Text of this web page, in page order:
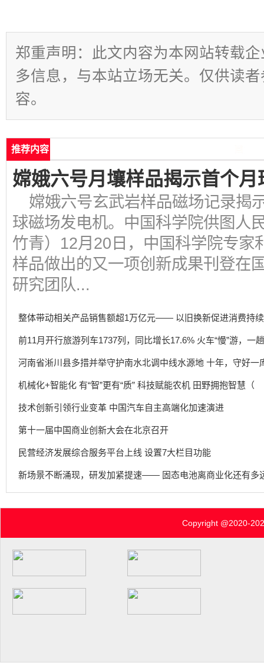
郑重声明：此文内容为本网站转载
多信息，与本站立场无关。仅供读
容。
推荐内容
嫦娥六号月壤样品揭示首个
嫦娥六号玄武岩样品磁场记录揭
球磁场发电机。中国科学院供图人
竹青）12月20日，中国科学院专家
样品做出的又一项创新成果刊登在
研究团队...
整体带动相关产品销售额超1万亿元—— 以旧换新促进消费持
前11月开行旅游列车1737列，同比增长17.6% 火车“慢”游，一
河南省淅川县多措并举守护南水北调中线水源地 十年，守好一
机械化+智能化 有“智”更有“质” 科技赋能农机 田野拥抱智慧（
技术创新引领行业变革 中国汽车自主高端化加速演进
第十一届中国商业创新大会在北京召开
民营经济发展综合服务平台上线 设置7大栏目功能
新场景不断涌现，研发加紧提速—— 固态电池离商业化还有多
Copyright @2020-